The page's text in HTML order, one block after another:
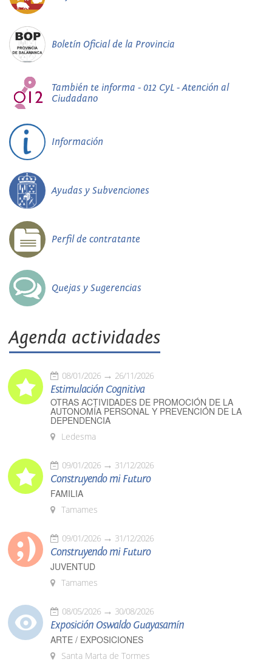
Boletín Oficial de la Provincia
También te informa - 012 CyL - Atención al
Ciudadano
Información
Ayudas y Subvenciones
Perfil de contratante
Quejas y Sugerencias
Agenda actividades
08/01/2026 26/11/2026
Estimulación Cognitiva
OTRAS ACTIVIDADES DE PROMOCIÓN DE LA
AUTONOMÍA PERSONAL Y PREVENCIÓN DE LA
DEPENDENCIA
Ledesma
09/01/2026 31/12/2026
Construyendo mi Futuro
FAMILIA
Tamames
09/01/2026 31/12/2026
Construyendo mi Futuro
JUVENTUD
Tamames
08/05/2026 30/08/2026
Exposición Oswaldo Guayasamín
ARTE / EXPOSICIONES
Santa Marta de Tormes